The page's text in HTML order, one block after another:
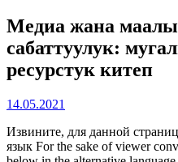
Медиа жана
сабаттуулук:
ресурстук китеп
14.05.2021
Извините, для данной
язык For the sake of viewer